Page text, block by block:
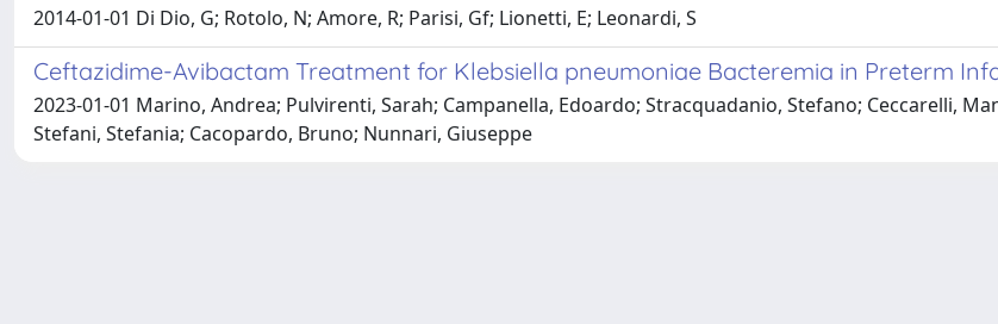
2014-01-01 Di Dio, G; Rotolo, N; Amore, R; Parisi, Gf; Lionetti, E; Leonardi, S
Ceftazidime-Avibactam Treatment for Klebsiella pneumoniae Bacteremia in Preterm
2023-01-01 Marino, Andrea; Pulvirenti, Sarah; Campanella, Edoardo; Stracquadanio, Stefano; Ceccarelli,
Stefani, Stefania; Cacopardo, Bruno; Nunnari, Giuseppe